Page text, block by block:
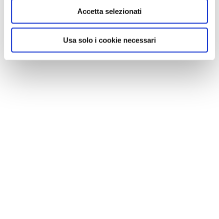
Accetta selezionati
Usa solo i cookie necessari